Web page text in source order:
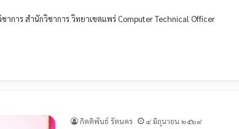
การ สำนักวิชาการ วิทยาเขตแพร่ Computer Technical Officer
กิตติพันธ์ รัตนคร ๔ มิถุนายน ๒๕๖๙